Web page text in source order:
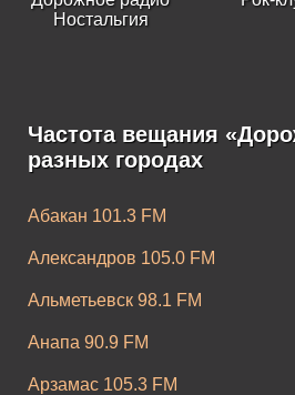
Ностальгия
Частота вещания
разных городах
Абакан 101.3 FM
Александров 105.0 FM
Альметьевск 98.1 FM
Анапа 90.9 FM
Арзамас 105.3 FM